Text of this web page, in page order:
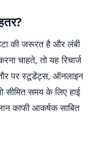
की जरूरत है और लंबी
चाहते, तो यह रिचार्ज
पर स्टूडेंट्स, ऑनलाइन
समय के लिए हाई
काफी आकर्षक साबित